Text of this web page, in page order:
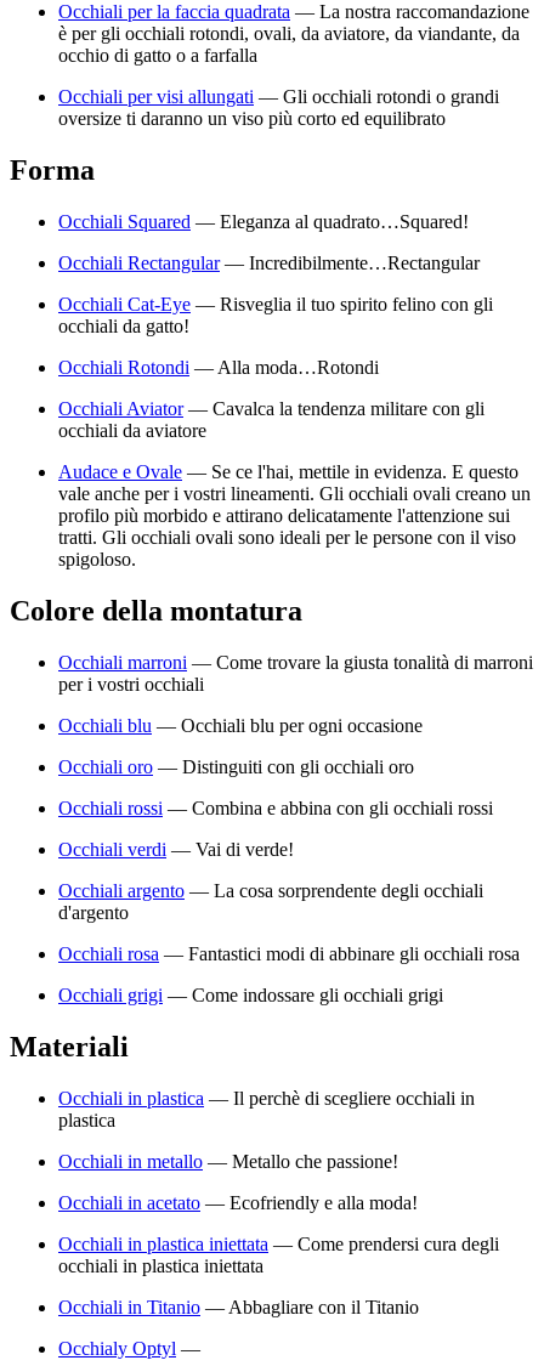
Occhiali per la faccia quadrata — La nostra raccomandazione
è per gli occhiali rotondi, ovali, da aviatore, da viandante, da
occhio di gatto o a farfalla
Occhiali per visi allungati — Gli occhiali rotondi o grandi
oversize ti daranno un viso più corto ed equilibrato
Forma
Occhiali Squared — Eleganza al quadrato…Squared!
Occhiali Rectangular— Incredibilmente…Rectangular
Occhiali Cat-Eye — Risveglia il tuo spirito felino con gli
occhiali da gatto!
Occhiali Rotondi — Alla moda…Rotondi
Occhiali Aviator— Cavalca la tendenza militare con gli
occhiali da aviatore
Audace e Ovale — Se ce l'hai, mettile in evidenza. E questo
vale anche per i vostri lineamenti. Gli occhiali ovali creano un
profilo più morbido e attirano delicatamente l'attenzione sui
tratti. Gli occhiali ovali sono ideali per le persone con il viso
spigoloso.
Colore della montatura
Occhiali marroni — Come trovare la giusta tonalità di marroni
per i vostri occhiali
Occhiali blu — Occhiali blu per ogni occasione
Occhiali oro — Distinguiti con gli occhiali oro
Occhiali rossi — Combina e abbina con gli occhiali rossi
Occhiali verdi — Vai di verde!
Occhiali argento — La cosa sorprendente degli occhiali
d'argento
Occhiali rosa — Fantastici modi di abbinare gli occhiali rosa
Occhiali grigi — Come indossare gli occhiali grigi
Materiali
Occhiali in plastica — Il perchè di scegliere occhiali in
plastica
Occhiali in metallo — Metallo che passione!
Occhiali in acetato — Ecofriendly e alla moda!
Occhiali in plastica iniettata — Come prendersi cura degli
occhiali in plastica iniettata
Occhiali in Titanio — Abbagliare con il Titanio
Occhialy Optyl —